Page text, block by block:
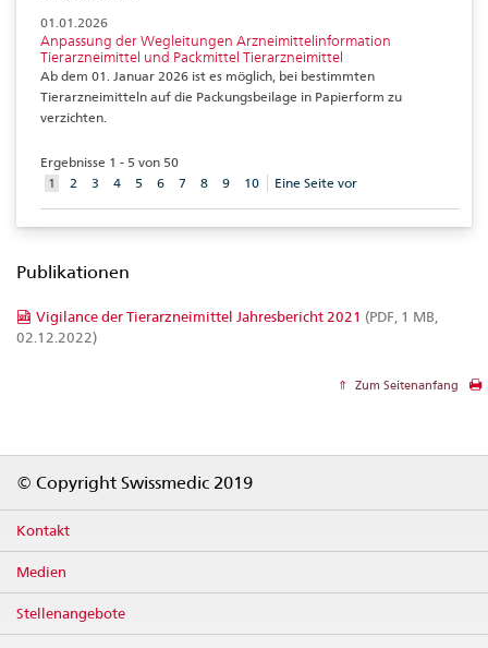
01.01.2026
Anpassung der Wegleitungen Arzneimittelinformation
Tierarzneimittel und Packmittel Tierarzneimittel
Ab dem 01. Januar 2026 ist es möglich, bei bestimmten
Tierarzneimitteln auf die Packungsbeilage in Papierform zu
verzichten.
Ergebnisse 1 - 5 von 50
1 aktuelles
Element
2 3 4 5 6 7 8 9 10 Eine Seite vor
Publikationen
Vigilance der Tierarzneimittel Jahresbericht 2021 (PDF, 1 MB,
02.12.2022)
Zum Seitenanfang
© Copyright Swissmedic 2019
Kontakt
Medien
Stellenangebote